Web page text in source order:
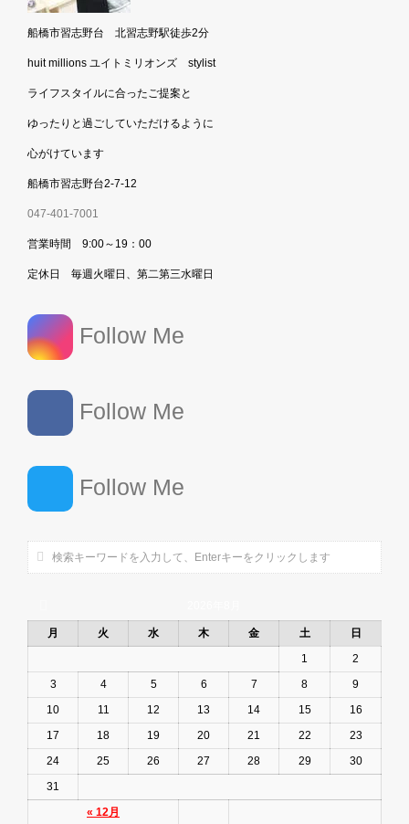
船橋市習志野台 北習志野駅徒歩2分
huit millions ユイトミリオンズ stylist
ライフスタイルに合ったご提案と
ゆったりと過ごしていただけるように
心がけています
船橋市習志野台2-7-12
047-401-7001
営業時間 9:00～19：00
定休日 毎週火曜日、第二第三水曜日
Follow Me
Follow Me
Follow Me
月 火 水 木 金 土 日
« 12月
1
2
3
4 5 6 7 8
9
10
11 12 13 14 15
16
17
18 19 20 21 22
23
24
25 26 27 28 29
30
31